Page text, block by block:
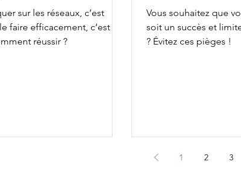
sur les réseaux, c’est
faire efficacement, c’est
réussir ?
Vous souhaitez que
soit un succès et
? Évitez ces pièges !
1 2 3